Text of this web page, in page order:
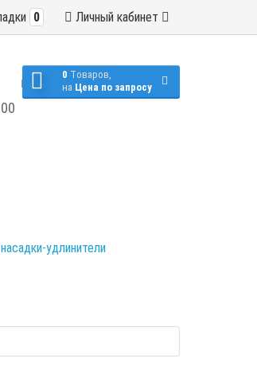
Личный кабинет
0
0 Tоваров,
на Цена по запросу
насадки-удлинители